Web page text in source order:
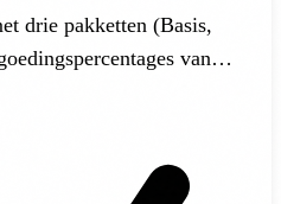
drie pakketten (Basis,
van